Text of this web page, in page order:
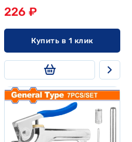
226 ₽
Купить в 1 клик